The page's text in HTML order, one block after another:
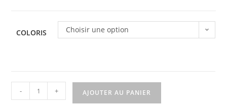
COLORIS Choisir une option
quantité
de
- + AJOUTER AU PANIER